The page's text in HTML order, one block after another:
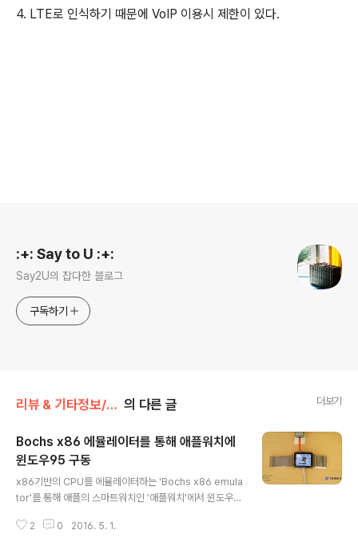
4. LTE로 인식하기 때문에 VoIP 이용시 제한이 있다.
:+: Say to U :+:
Say2U의 잡다한 블로그
구독하기
리뷰 & 기타정보/리뷰 & 기타 정보 의 다른 글 더보기
Bochs x86 에뮬레이터를 통해 애플워치에
윈도우95 구동
x86기반의 CPU를 에뮬레이터하는 'Bochs x86 emula
tor'를 통해 애플의 스마트워치인 '애플워치'에서 윈도우9
공개되었습니다. 애플워치에 설치된 윈도우95는 매우 작
2 0 2016. 5. 1.